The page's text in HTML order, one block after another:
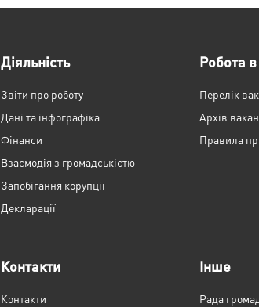
Діяльність
Звіти про роботу
Дані та інфографіка
Фінанси
Взаємодія з громадськістю
Запобігання корупції
Декларації
Робота
Перелік
Архів
Правила
Контакти
Контакти
Інше
Рада